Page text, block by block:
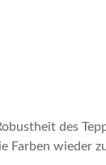
des
wieder